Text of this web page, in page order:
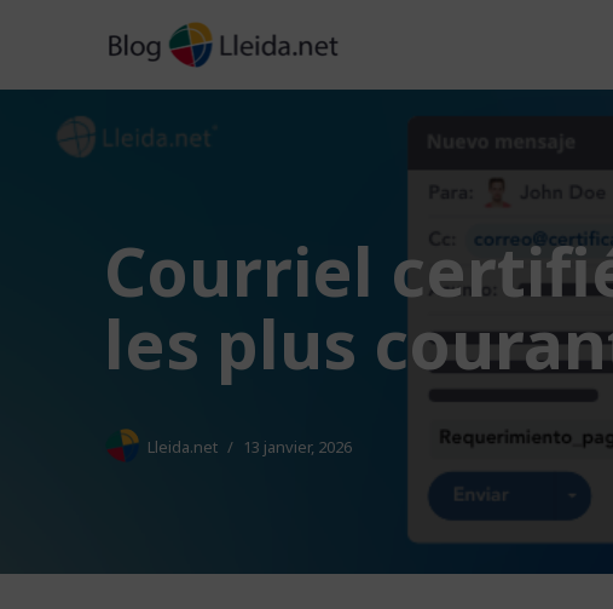
contenu
Courriel
les plus
Lleida.net 13 janvier, 2026